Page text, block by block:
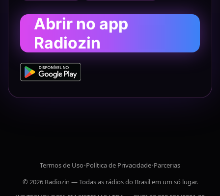
Abrir no app
Radiozin
Termos de Uso•Política de Privacidade•Parcerias
© 2026 Radiozin — Todas as rádios do Brasil em um só lugar.